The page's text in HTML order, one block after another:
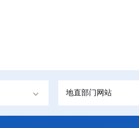
地直部门网站